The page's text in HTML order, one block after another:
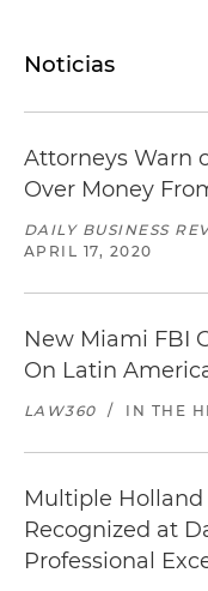
Noticias
Attorneys Warn
Over Money
DAILY BUSINESS
APRIL 17, 2020
New Miami FBI
On Latin
LAW360 / IN THE
Multiple
Recognized at
Professional